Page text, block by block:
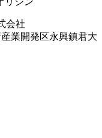
会社
業開発区永興鎮君大